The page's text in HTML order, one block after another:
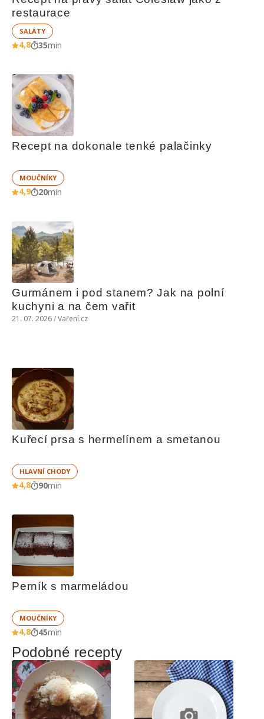
restaurace
SALÁTY
4,8 35min
Recept na dokonale tenké palačinky
MOUČNÍKY
4,9 20min
Gurmánem i pod stanem? Jak na polní
kuchyni a na čem vařit
21. 07. 2026 / Vaření.cz
Kuřecí prsa s hermelínem a smetanou
HLAVNÍ CHODY
4,8 90min
Perník s marmeládou
MOUČNÍKY
4,8 45min
Podobné recepty